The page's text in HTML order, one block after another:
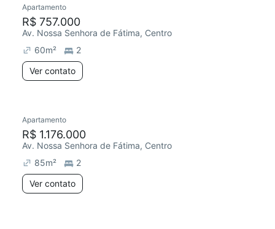
Apartamento
R$ 757.000
Av. Nossa Senhora de Fátima, Centro
60m²
2
Ver contato
Apartamento
R$ 1.176.000
Av. Nossa Senhora de Fátima, Centro
85m²
2
Ver contato